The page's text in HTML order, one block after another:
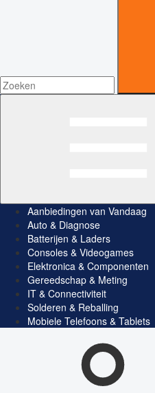
Aanbiedingen van Vandaag
Auto & Diagnose
Batterijen & Laders
Consoles & Videogames
Elektronica & Componenten
Gereedschap & Meting
IT & Connectiviteit
Solderen & Reballing
Mobiele Telefoons & Tablets